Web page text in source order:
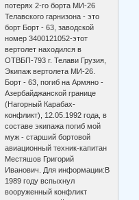
потерях 2-го борта МИ-26
Телавского гарнизона - это
борт Борт - 63, заводской
номер 3400121052-этот
вертолет находился в
ОТВБП-793 г. Телави Грузия,
Экипаж вертолета МИ-26.
Борт - 63, погиб на Армяно -
Азербайджанской границе
(Нагорный Карабах-
конфликт), 12.05.1992 года, в
составе экипажа погиб мой
муж - старший бортовой
авиационный техник-капитан
Местяшов Григорий
Иванович. Для информации:В
1989 году вспыхнул
вооруженный конфликт